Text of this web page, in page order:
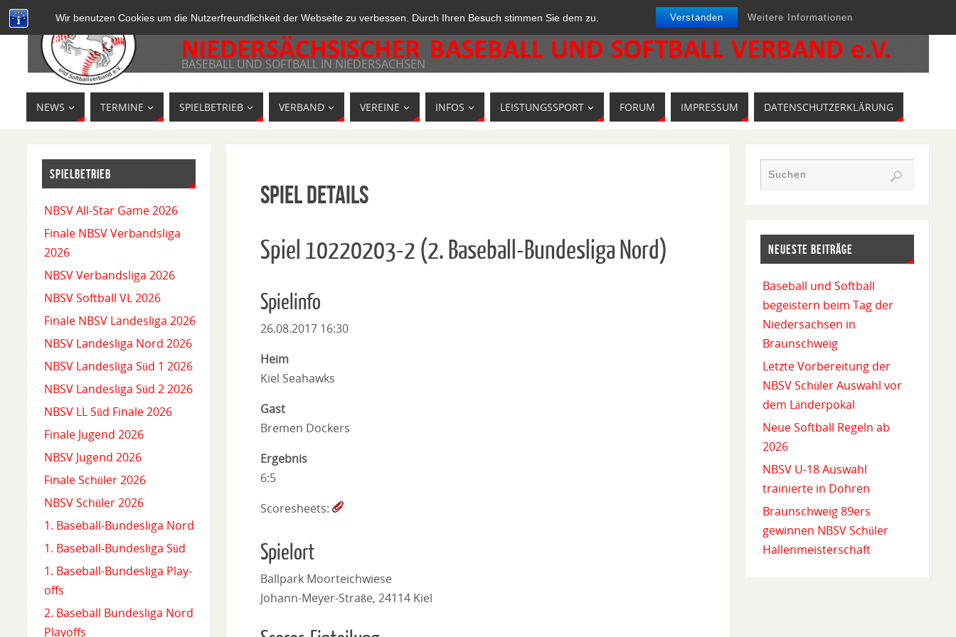
Wir benutzen Cookies um die Nutzerfreundlichkeit der Webseite zu verbessen. Durch Ihren Besuch stimmen Sie dem zu. Verstanden Weitere Informationen
BASEBALL UND SOFTBALL IN NIEDERSACHSEN
NEWS TERMINE SPIELBETRIEB VERBAND VEREINE INFOS LEISTUNGSSPORT FORUM IMPRESSUM DATENSCHUTZERKLÄRUNG
Spiel Details
Spiel 10220203-2 (2. Baseball-Bundesliga Nord)
Spielinfo
26.08.2017 16:30
Heim
Kiel Seahawks
Gast
Bremen Dockers
Ergebnis
6:5
Scoresheets:
Spielort
Ballpark Moorteichwiese
Johann-Meyer-Straße, 24114 Kiel
SPIELBETRIEB
NBSV All-Star Game 2026
Finale NBSV Verbandsliga
2026
NBSV Verbandsliga 2026
NBSV Softball VL 2026
Finale NBSV Landesliga 2026
NBSV Landesliga Nord 2026
NBSV Landesliga Süd 1 2026
NBSV Landesliga Süd 2 2026
NBSV LL Süd Finale 2026
Finale Jugend 2026
NBSV Jugend 2026
Finale Schüler 2026
NBSV Schüler 2026
1. Baseball-Bundesliga Nord
1. Baseball-Bundesliga Süd
1. Baseball-Bundesliga Play-
offs
2. Baseball Bundesliga Nord
Playoffs
NEUESTE BEITRÄGE
Baseball und Softball
begeistern beim Tag der
Niedersachsen in
Braunschweig
Letzte Vorbereitung der
NBSV Schüler Auswahl vor
dem Länderpokal
Neue Softball Regeln ab
2026
NBSV U-18 Auswahl
trainierte in Dohren
Braunschweig 89ers
gewinnen NBSV Schüler
Hallenmeisterschaft